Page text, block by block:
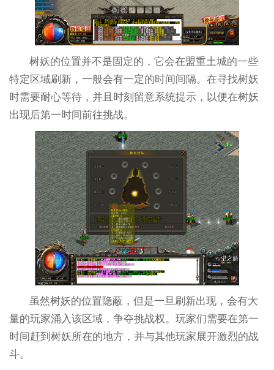
树妖的位置并不是固定的，它会在盟重土城的一些
特定区域刷新，一般会有一定的时间间隔。在寻找树妖
时需要耐心等待，并且时刻留意系统提示，以便在树妖
出现后第一时间前往挑战。
虽然树妖的位置隐蔽，但是一旦刷新出现，会有大
量的玩家涌入该区域，争夺挑战权。玩家们需要在第一
时间赶到树妖所在的地方，并与其他玩家展开激烈的战
斗。